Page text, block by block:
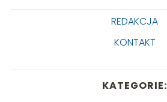
REDAKCJA
KONTAKT
KATEGORIE: